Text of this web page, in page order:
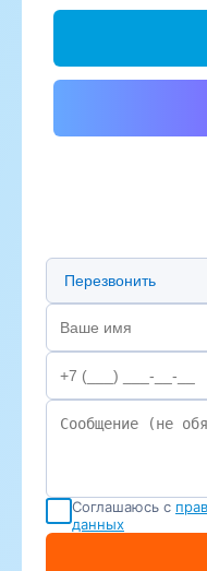
Соглашаюсь с
данных